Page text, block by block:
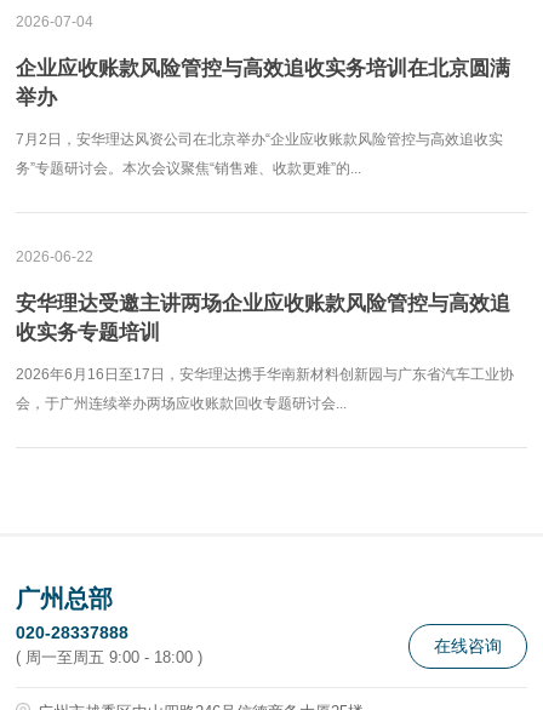
2026-07-04
企业应收账款风险管控与高效追收实务培训在北京圆满
举办
7月2日，安华理达风资公司在北京举办“企业应收账款风险管控与高效追收实
务”专题研讨会。本次会议聚焦“销售难、收款更难”的...
2026-06-22
安华理达受邀主讲两场企业应收账款风险管控与高效追
收实务专题培训
2026年6月16日至17日，安华理达携手华南新材料创新园与广东省汽车工业协
会，于广州连续举办两场应收账款回收专题研讨会...
广州总部
020-28337888
( 周一至周五 9:00 - 18:00 )
在线咨询